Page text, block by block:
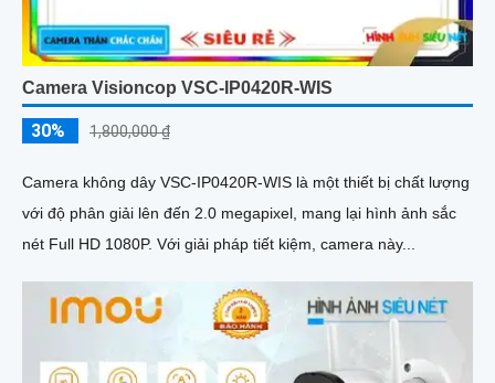
Camera Visioncop VSC-IP0420R-WIS
30% 1,800,000 ₫
Camera không dây VSC-IP0420R-WIS là một thiết bị chất lượng
với độ phân giải lên đến 2.0 megapixel, mang lại hình ảnh sắc
nét Full HD 1080P. Với giải pháp tiết kiệm, camera này...